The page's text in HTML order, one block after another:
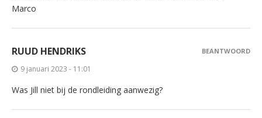
Marco
RUUD HENDRIKS
9 januari 2023 - 11:01
Was Jill niet bij de rondleiding aanwezig?
BEANTWOORD